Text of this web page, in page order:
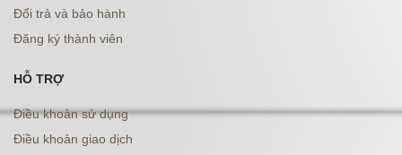
Đổi trả và bảo hành
Đăng ký thành viên
HỖ TRỢ
Điều khoản sử dụng
Điều khoản giao dịch